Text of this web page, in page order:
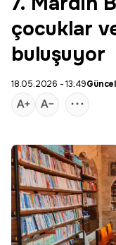
çocuklar
buluşuyor
18.05.2026 - 13:49